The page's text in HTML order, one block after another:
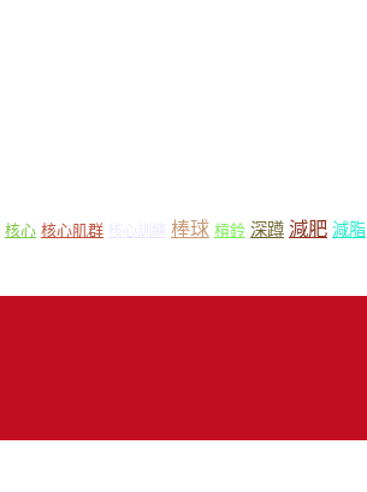
核心 核心肌群 棒球 槓鈴 深蹲 減肥 減脂